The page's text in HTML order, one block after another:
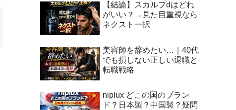
【結論】スカルプdはどれ
がいい？→見た目重視なら
ネクスト一択
美容師を辞めたい…｜40代
でも損しない正しい退職と
転職戦略
niplux どこの国のブラン
ド？日本製？中国製？疑問